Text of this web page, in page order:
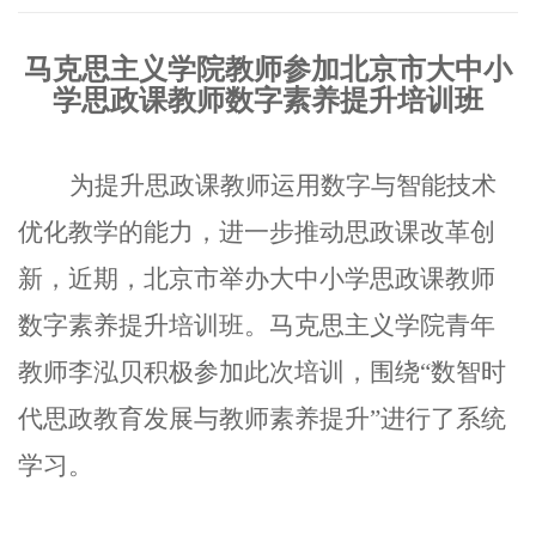
马克思主义学院教师参加北京市大中小
学思政课教师数字素养提升培训班
为提升思政课教师运用数字与智能技术
优化教学的能力，进一步推动思政课改革创
新，近期，北京市举办大中小学思政课教师
数字素养提升培训班。马克思主义学院青年
教师李泓贝积极参加此次培训，围绕“数智时
代思政教育发展与教师素养提升”进行了系统
学习。